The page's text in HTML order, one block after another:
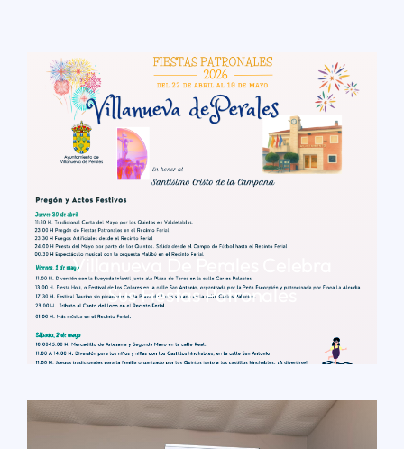
Villanueva De Perales Celebra
Sus Fiestas Patronales